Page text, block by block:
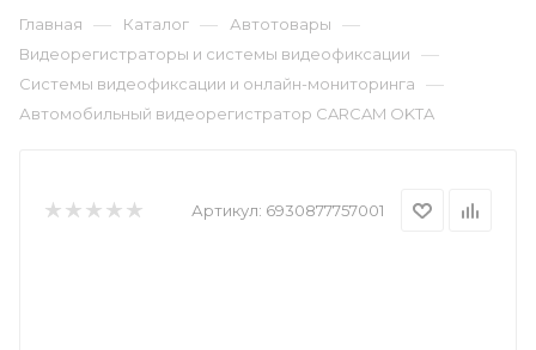
Главная — Каталог — Автотовары —
Видеорегистраторы и системы видеофиксации —
Системы видеофиксации и онлайн-мониторинга —
Автомобильный видеорегистратор CARCAM OKTA
Артикул: 6930877757001